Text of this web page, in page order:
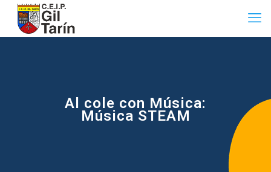
Al cole con Música:
Música STEAM